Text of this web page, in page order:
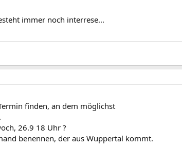
immer noch interrese...
finden, an dem möglichst
26.9 18 Uhr ?
benennen, der aus Wuppertal kommt.